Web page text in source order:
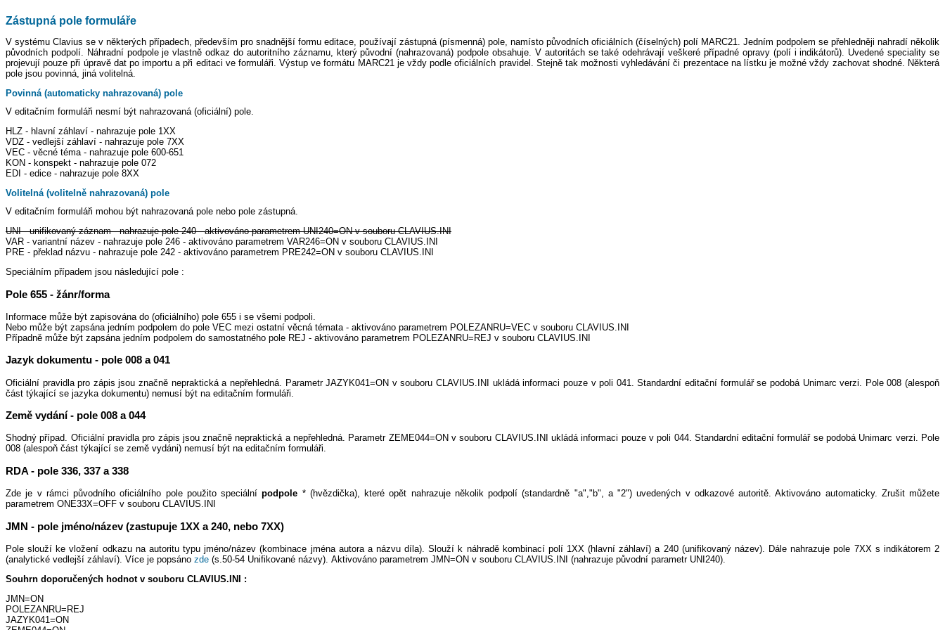
Zástupná pole formuláře
V systému Clavius se v některých případech, především pro snadnější formu editace, používají zástupná (písmenná) pole, namísto původních oficiálních (číselných) polí MARC21. Jedním podpolem se přehledněji nahradí několik
původních podpolí. Náhradní podpole je vlastně odkaz do autoritního záznamu, který původní (nahrazovaná) podpole obsahuje. V autoritách se také odehrávají veškeré případné opravy (polí i indikátorů). Uvedené speciality se
projevují pouze při úpravě dat po importu a při editaci ve formuláři. Výstup ve formátu MARC21 je vždy podle oficiálních pravidel. Stejně tak možnosti vyhledávání či prezentace na lístku je možné vždy zachovat shodné. Některá
pole jsou povinná, jiná volitelná.
Povinná (automaticky nahrazovaná) pole
V editačním formuláři nesmí být nahrazovaná (oficiální) pole.
HLZ - hlavní záhlaví - nahrazuje pole 1XX
VDZ - vedlejší záhlaví - nahrazuje pole 7XX
VEC - věcné téma - nahrazuje pole 600-651
KON - konspekt - nahrazuje pole 072
EDI - edice - nahrazuje pole 8XX
Volitelná (volitelně nahrazovaná) pole
V editačním formuláři mohou být nahrazovaná pole nebo pole zástupná.
UNI - unifikovaný záznam - nahrazuje pole 240 - aktivováno parametrem UNI240=ON v souboru CLAVIUS.INI
VAR - variantní název - nahrazuje pole 246 - aktivováno parametrem VAR246=ON v souboru CLAVIUS.INI
PRE - překlad názvu - nahrazuje pole 242 - aktivováno parametrem PRE242=ON v souboru CLAVIUS.INI
Speciálním případem jsou následující pole :
Pole 655 - žánr/forma
Informace může být zapisována do (oficiálního) pole 655 i se všemi podpoli.
Nebo může být zapsána jedním podpolem do pole VEC mezi ostatní věcná témata - aktivováno parametrem POLEZANRU=VEC v souboru CLAVIUS.INI
Případně může být zapsána jedním podpolem do samostatného pole REJ - aktivováno parametrem POLEZANRU=REJ v souboru CLAVIUS.INI
Jazyk dokumentu - pole 008 a 041
Oficiální pravidla pro zápis jsou značně nepraktická a nepřehledná. Parametr JAZYK041=ON v souboru CLAVIUS.INI ukládá informaci pouze v poli 041. Standardní editační formulář se podobá Unimarc verzi. Pole 008 (alespoň
část týkající se jazyka dokumentu) nemusí být na editačním formuláři.
Země vydání - pole 008 a 044
Shodný případ. Oficiální pravidla pro zápis jsou značně nepraktická a nepřehledná. Parametr ZEME044=ON v souboru CLAVIUS.INI ukládá informaci pouze v poli 044. Standardní editační formulář se podobá Unimarc verzi. Pole
008 (alespoň část týkající se země vydáni) nemusí být na editačním formuláři.
RDA - pole 336, 337 a 338
Zde je v rámci původního oficiálního pole použito speciálnípodpole * (hvězdička), které opět nahrazuje několik podpolí (standardně "a","b", a "2") uvedených v odkazové autoritě. Aktivováno automaticky. Zrušit můžete
parametrem ONE33X=OFF v souboru CLAVIUS.INI
JMN - pole jméno/název (zastupuje 1XX a 240, nebo 7XX)
Pole slouží ke vložení odkazu na autoritu typu jméno/název (kombinace jména autora a názvu díla). Slouží k náhradě kombinací polí 1XX (hlavní záhlaví) a 240 (unifikovaný název). Dále nahrazuje pole 7XX s indikátorem 2
(analytické vedlejší záhlaví). Více je popsáno zde (s.50-54 Unifikované názvy). Aktivováno parametrem JMN=ON v souboru CLAVIUS.INI (nahrazuje původní parametr UNI240).
Souhrn doporučených hodnot v souboru CLAVIUS.INI :
JMN=ON
POLEZANRU=REJ
JAZYK041=ON